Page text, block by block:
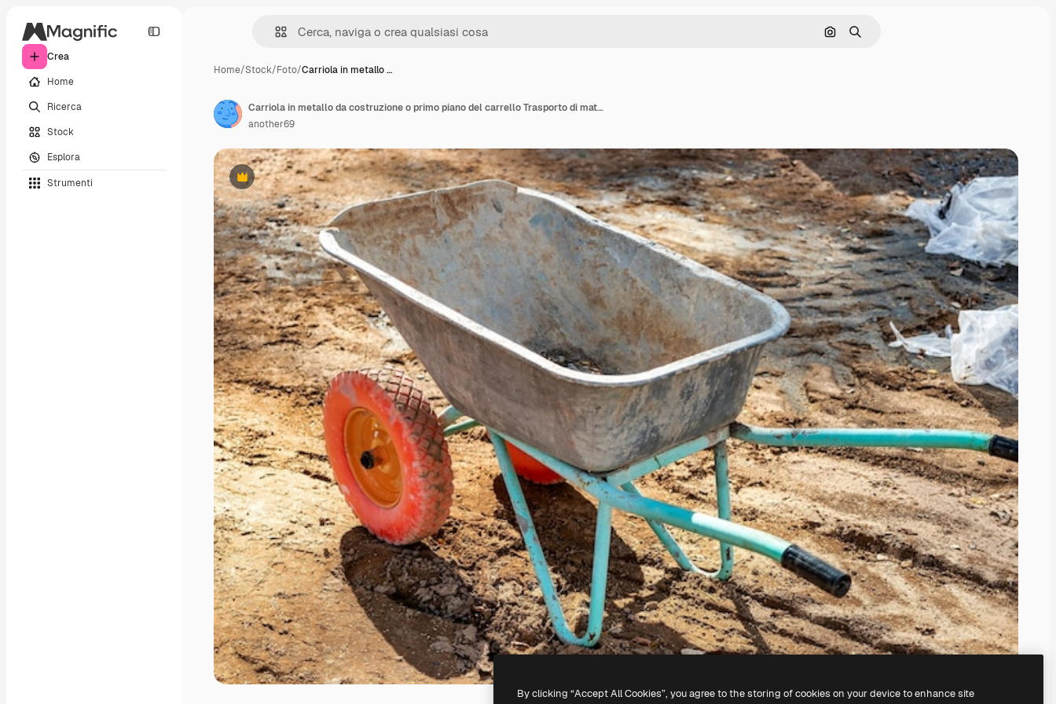
Crea
Home
Ricerca
Stock
Esplora
Strumenti
Cerca per immagine
Ricerca
Home/Stock/Foto/Carriola in metallo …
Premium
Carriola in metallo da costruzione o primo piano del carrello Trasporto di materiali da costruzione in cantiere Strumento per lavori di costruzione
another69
By clicking “Accept All Cookies”, you agree to the storing of cookies on your device to enhance site